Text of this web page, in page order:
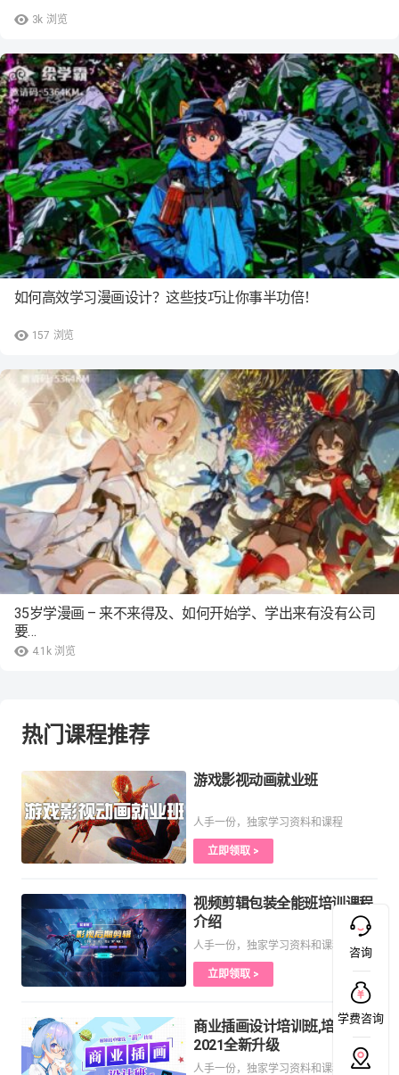
3k 浏览
157 浏览
如何高效学习漫画设计？这些技巧让你事半功倍！
4.1k 浏览
35岁学漫画 – 来不来得及、如何开始学、学出来有没有公司
要…
热门课程推荐
游戏影视动画就业班
人手一份，独家学习资料和课程
立即领取 >
视频剪辑包装全能班培训课程
介绍
人手一份，独家学习资料和课程
立即领取 >
商业插画设计培训班,培训课程
2021全新升级
人手一份，独家学习资料和课程
咨询
学费咨询